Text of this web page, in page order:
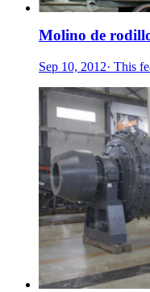
Molino de
Sep 10, 2012· This